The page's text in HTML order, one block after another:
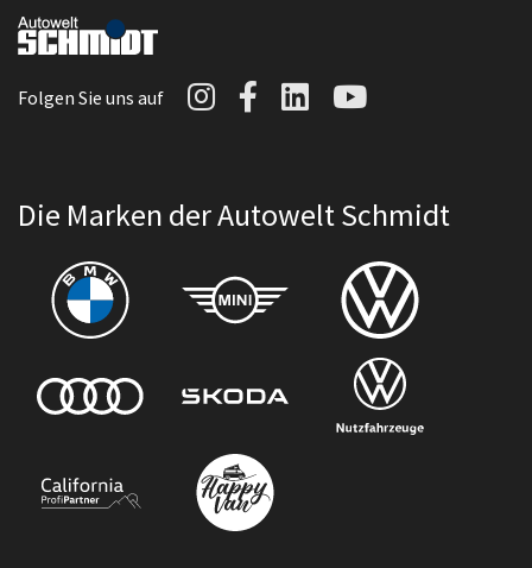
Folgen Sie uns auf Autowelt Schmidt auf
Autowelt Schmidt
AutoweltAutowelt
Die Marken der Autowelt Schmidt